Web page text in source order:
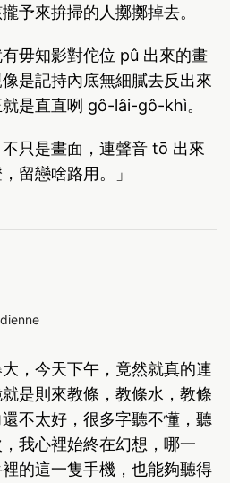
予來拚掃的人擲擲掉去。
毋知影對佗位 pû 出來的畫
是記持內底無細膩去反出來
是直直咧 gô-lâi-gô-khì。
只是畫面，連聲音 tō 出來
留戀啥路用。」
，今天下午，竟然就真的連
是則來教條，教條水，教條
不太好，很多字聽不懂，聽
我心裡始終在幻想，哪一
的這一隻手機，也能夠聽得